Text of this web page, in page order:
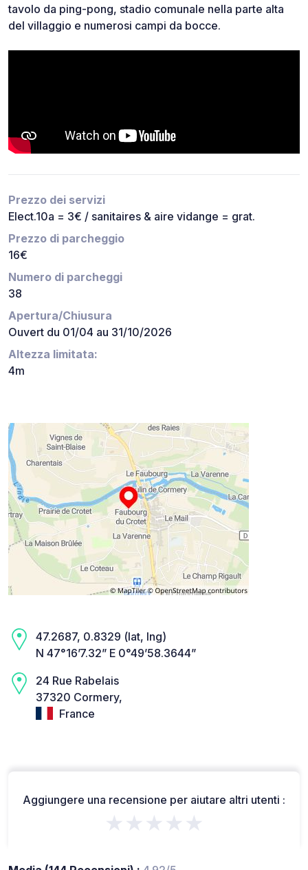
tavolo da ping-pong, stadio comunale nella parte alta
del villaggio e numerosi campi da bocce.
Prezzo dei servizi
Elect.10a = 3€ / sanitaires & aire vidange = grat.
Prezzo di parcheggio
16€
Numero di parcheggi
38
Apertura/Chiusura
Ouvert du 01/04 au 31/10/2026
Altezza limitata:
4m
47.2687, 0.8329 (lat, lng)
N 47°16’7.32” E 0°49’58.3644”
24 Rue Rabelais
37320 Cormery,
France
Aggiungere una recensione per aiutare altri utenti :
★★★★★